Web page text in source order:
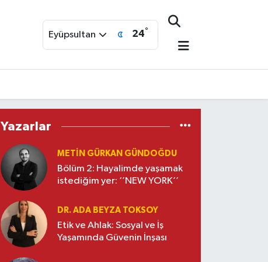
Eyüpsultan 24°
Yazarlar
METIN GÜRKAN GÜNDOĞDU
Bölüm 2: Hayalimde yaşamak
istediğim yer: ‘’NEW YORK’’
DR. ADA BEYZA TOKSOY
Etik ve Ahlak: Sosyal ve İş
Yaşamında Güvenin İnşası